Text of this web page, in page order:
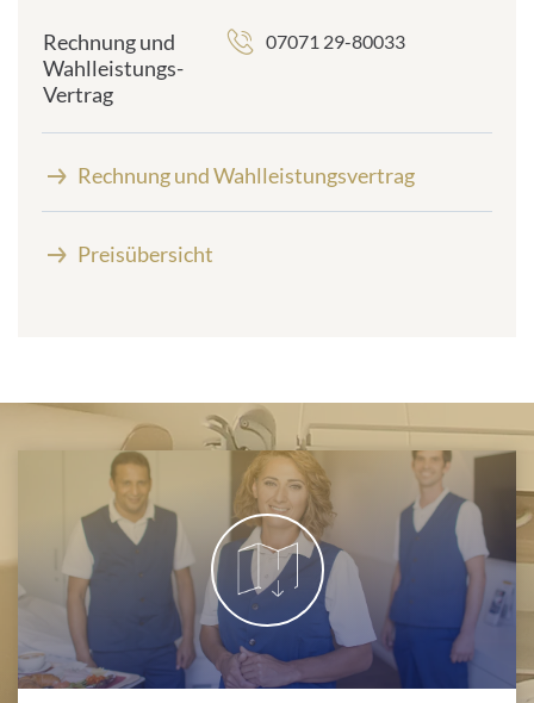
Rechnung und
Wahlleistungs-
Vertrag
07071 29-80033
Rechnung und Wahlleistungsvertrag
Preisübersicht